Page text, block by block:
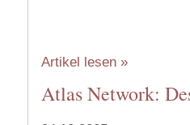
Artikel lesen »
Atlas Network: